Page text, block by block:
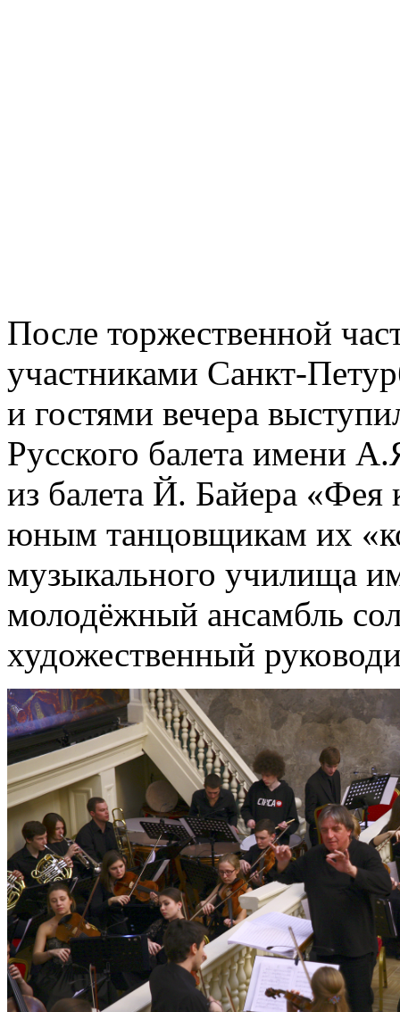
После торжественной
участниками Санкт-
и гостями вечера
Русского балета имени
из балета Й. Байера
юным танцовщикам их
музыкального училища
молодёжный ансамбль
художественный